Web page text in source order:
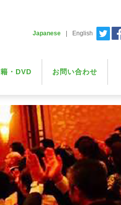
Japanese English
・DVD お問い合わせ